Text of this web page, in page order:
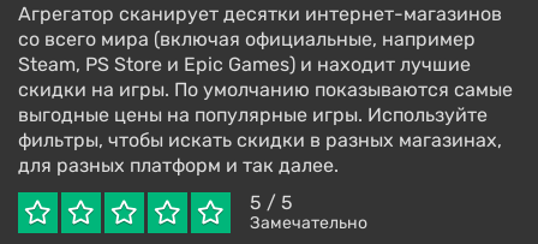
Агрегатор сканирует десятки интернет-магазинов
со всего мира (включая официальные, например
Steam, PS Store и Epic Games) и находит лучшие
скидки на игры. По умолчанию показываются самые
выгодные цены на популярные игры. Используйте
фильтры, чтобы искать скидки в разных магазинах,
для разных платформ и так далее.
5 / 5
Замечательно